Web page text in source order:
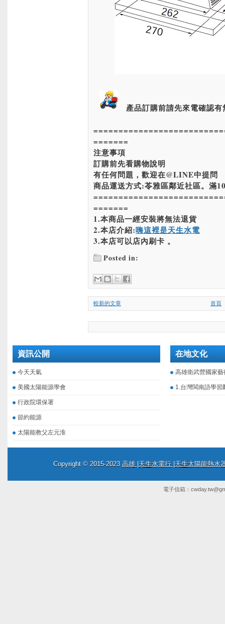
產品訂購前請先來電確認有
=======
注意事項
訂購前先看購物說明
有任何問題，歡迎在@LINE中提問
商品運送方式:苓雅區鄰近社區。滿
=======
1.本商品一經安裝將無法退貨
2.本店介紹:嗨這裡是天生水電
3.本店可以店內刷卡 。
Posted in:
較新的文章 首頁
資訊公開
今天天氣
美國太陽能源學會
行政院環保署
節約能源
太陽能教父左元淮
在地文化
高雄衛武營國家藝
1.台灣閩南語學習
Copyright © 2015-2023 高雄 |天生水電行 |天生太陽能熱水
電子信箱：